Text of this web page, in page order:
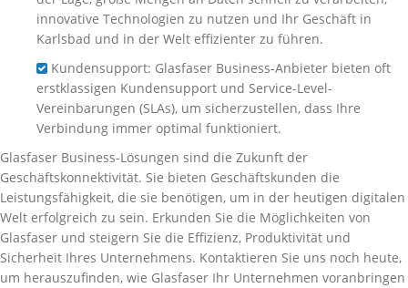
innovative Technologien zu nutzen und Ihr Geschäft in
Karlsbad und in der Welt effizienter zu führen.
Kundensupport: Glasfaser Business-Anbieter bieten oft
erstklassigen Kundensupport und Service-Level-
Vereinbarungen (SLAs), um sicherzustellen, dass Ihre
Verbindung immer optimal funktioniert.
Glasfaser Business-Lösungen sind die Zukunft der
Geschäftskonnektivität. Sie bieten Geschäftskunden die
Leistungsfähigkeit, die sie benötigen, um in der heutigen digitalen
Welt erfolgreich zu sein. Erkunden Sie die Möglichkeiten von
Glasfaser und steigern Sie die Effizienz, Produktivität und
Sicherheit Ihres Unternehmens. Kontaktieren Sie uns noch heute,
um herauszufinden, wie Glasfaser Ihr Unternehmen voranbringen